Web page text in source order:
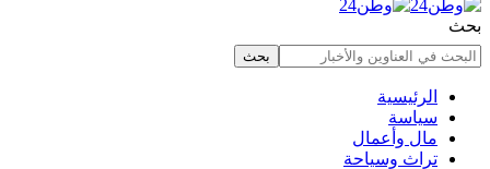
بحث
الرئيسية
سياسة
مال وأعمال
تراث وسياحة